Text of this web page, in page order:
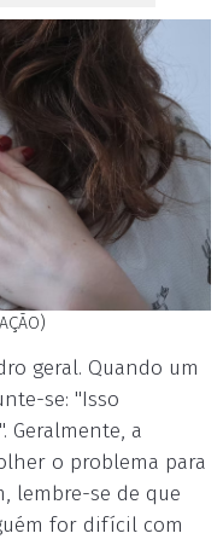
geral. Quando um
se: "Isso
Geralmente, a
o problema para
lembre-se de que
for difícil com